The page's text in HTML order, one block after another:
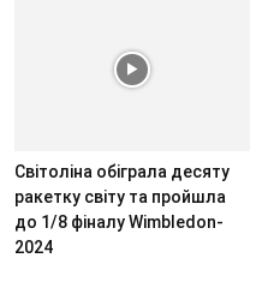
Світоліна обіграла десяту
ракетку світу та пройшла
до 1/8 фіналу Wimbledon-
2024